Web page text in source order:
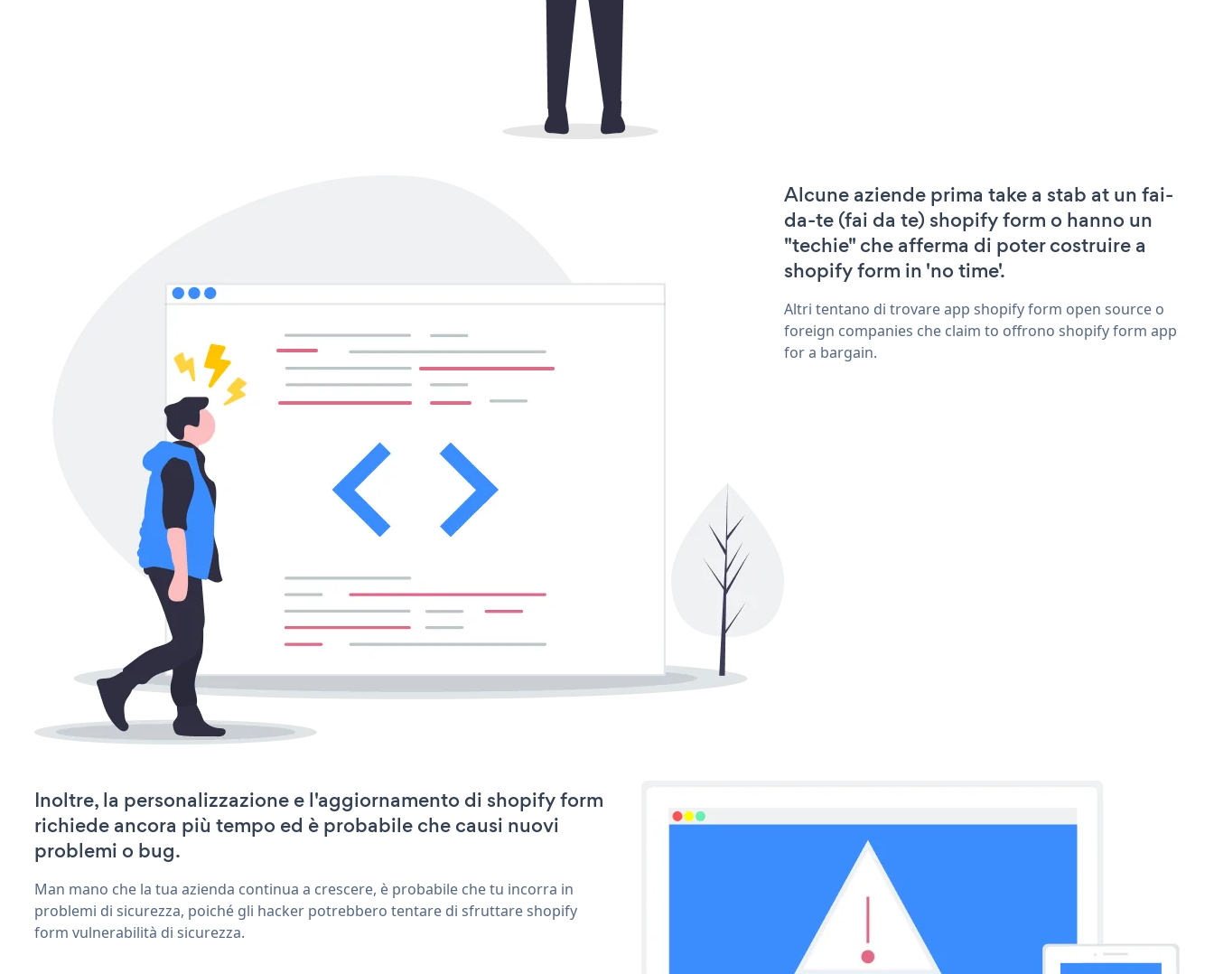
Alcune aziende prima take a stab at un fai-
da-te (fai da te) shopify form o hanno un
"techie" che afferma di poter costruire a
shopify form in 'no time'.
Altri tentano di trovare app shopify form open source o
foreign companies che claim to offrono shopify form app
for a bargain.
Inoltre, la personalizzazione e l'aggiornamento di shopify form
richiede ancora più tempo ed è probabile che causi nuovi
problemi o bug.
Man mano che la tua azienda continua a crescere, è probabile che tu incorra in
problemi di sicurezza, poiché gli hacker potrebbero tentare di sfruttare shopify
form vulnerabilità di sicurezza.